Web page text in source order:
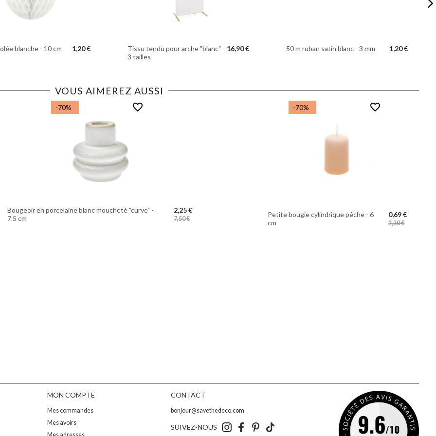
blanche - 10 cm 1,20 €
Tissu tendu pour arche "blanc" -
3 tailles
16,90 € 50 m ruban satin blanc - 3 mm 1,20 €
VOUS AIMEREZ AUSSI
-70% favorite_border
Bougeoir en porcelaine blanc moucheté "curve" -
7.5 cm
2,25 €
7,50 €
-70% favorite_border
Petite bougie cylindrique pêche - 6
cm
0,69 €
2,30 €
MON COMPTE
Mes commandes
Mes avoirs
CONTACT
bonjour@savethedeco.com
SUIVEZ-NOUS